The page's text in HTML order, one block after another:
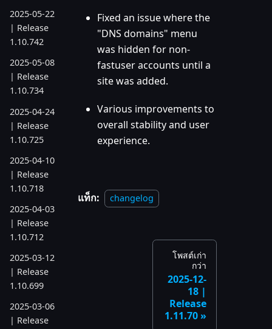
2025-05-22
| Release
1.10.742
2025-05-08
| Release
1.10.734
2025-04-24
| Release
1.10.725
2025-04-10
| Release
1.10.718
2025-04-03
| Release
1.10.712
2025-03-12
| Release
1.10.699
2025-03-06
| Release
Fixed an issue where the
"DNS domains" menu
was hidden for non-
fastuser accounts until a
site was added.
Various improvements to
overall stability and user
experience.
แท็ก: changelog
โพสต์เก่า
กว่า
2025-12-
18 |
Release
1.11.70